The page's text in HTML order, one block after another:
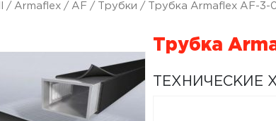
/ Armaflex / AF / Трубки / Трубка Armaflex AF-3-
Трубка
ТЕХНИЧЕСКИЕ